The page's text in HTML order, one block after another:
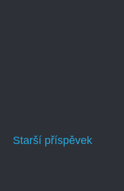
Starší příspěvek